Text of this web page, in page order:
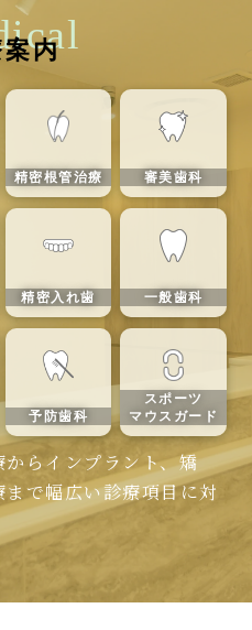
内
らインプラント、矯
で幅広い診療項目に対
精密根管治療 審美歯科
精密入れ歯 一般歯科
予防歯科
スポーツ
マウスガード